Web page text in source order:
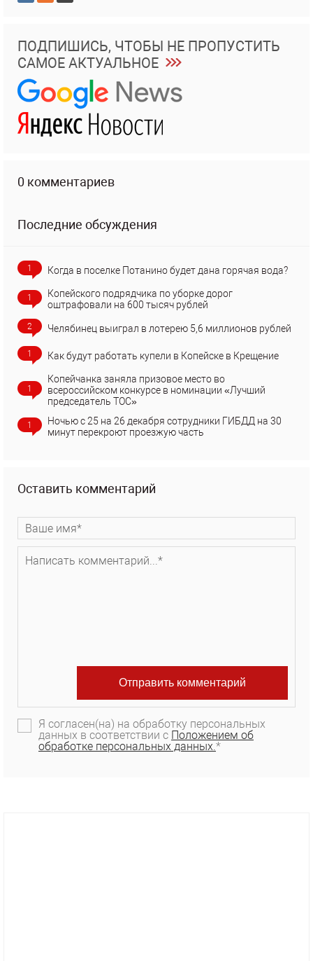
ПОДПИШИСЬ, ЧТОБЫ НЕ ПРОПУСТИТЬ
САМОЕ АКТУАЛЬНОЕ
0 комментариев
Последние обсуждения
1 Когда в поселке Потанино будет дана горячая вода?
1
Копейского подрядчика по уборке дорог
оштрафовали на 600 тысяч рублей
2 Челябинец выиграл в лотерею 5,6 миллионов рублей
1 Как будут работать купели в Копейске в Крещение
1
Копейчанка заняла призовое место во
всероссийском конкурсе в номинации «Лучший
председатель ТОС»
1
Ночью с 25 на 26 декабря сотрудники ГИБДД на 30
минут перекроют проезжую часть
Оставить комментарий
Я согласен(на) на обработку персональных
данных в соответствии с Положением об
обработке персональных данных.*